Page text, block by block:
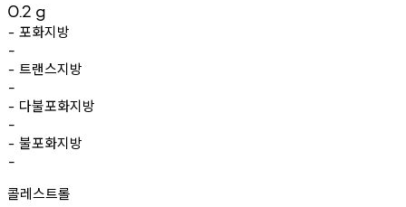
0.2 g
- 포화지방
-
- 트랜스지방
-
- 다불포화지방
-
- 불포화지방
-
콜레스트롤